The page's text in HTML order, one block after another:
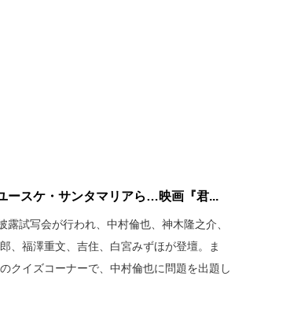
ースケ・サンタマリアら…映画『君...
試写会が行われ、中村倫也、神木隆之介、
、福澤重文、吉住、白宮みずほが登壇。ま
クイズコーナーで、中村倫也に問題を出題し